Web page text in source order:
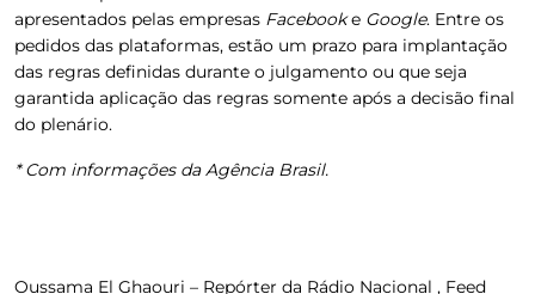
apresentados pelas empresas Facebooke Google. Entre os
pedidos das plataformas, estão um prazo para implantação
das regras definidas durante o julgamento ou que seja
garantida aplicação das regras somente após a decisão final
do plenário.
* Com informações da Agência Brasil.
Oussama El Ghaouri – Repórter da Rádio Nacional , Feed